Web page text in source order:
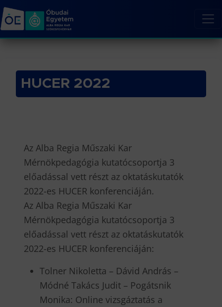
HUCER 2022
Az Alba Regia Műszaki Kar
Mérnökpedagógia kutatócsoportja 3
előadással vett részt az oktatáskutatók
2022-es HUCER konferenciáján.
Az Alba Regia Műszaki Kar
Mérnökpedagógia kutatócsoportja 3
előadással vett részt az oktatáskutatók
2022-es HUCER konferenciáján:
Tolner Nikoletta – Dávid András –
Módné Takács Judit – Pogátsnik
Monika: Online vizsgáztatás a